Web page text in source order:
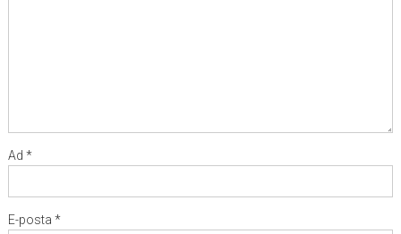
Ad *
E-posta *